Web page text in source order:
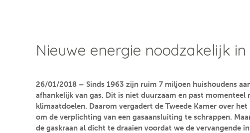
Nieuwe energie noodzakelijk
26/01/2018 – Sinds 1963 zijn ruim 7 miljoen huishoudens
afhankelijk van gas. Dit is niet duurzaam en past momenteel
klimaatdoelen. Daarom vergadert de Tweede Kamer over
om de verplichting van een gasaansluiting te schrappen.
de gaskraan al dicht te draaien voordat we de vervangende